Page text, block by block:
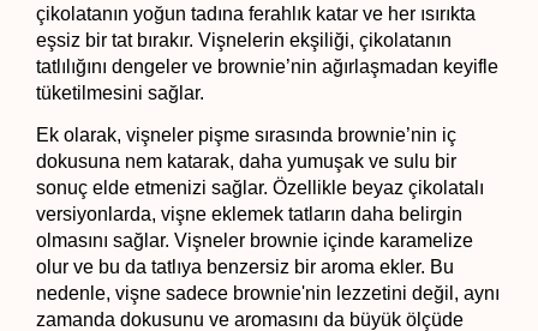
çikolatanın yoğun tadına ferahlık katar ve her ısırıkta
eşsiz bir tat bırakır. Vişnelerin ekşiliği, çikolatanın
tatlılığını dengeler ve brownie’nin ağırlaşmadan keyifle
tüketilmesini sağlar.
Ek olarak, vişneler pişme sırasında brownie’nin iç
dokusuna nem katarak, daha yumuşak ve sulu bir
sonuç elde etmenizi sağlar. Özellikle beyaz çikolatalı
versiyonlarda, vişne eklemek tatların daha belirgin
olmasını sağlar. Vişneler brownie içinde karamelize
olur ve bu da tatlıya benzersiz bir aroma ekler. Bu
nedenle, vişne sadece brownie'nin lezzetini değil, aynı
zamanda dokusunu ve aromasını da büyük ölçüde